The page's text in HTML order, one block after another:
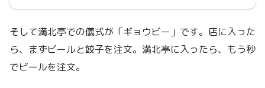
そして満北亭での儀式が「ギョウビー」です。店に入った
ら、まずビールと餃子を注文。満北亭に入ったら、もう秒
でビールを注文。